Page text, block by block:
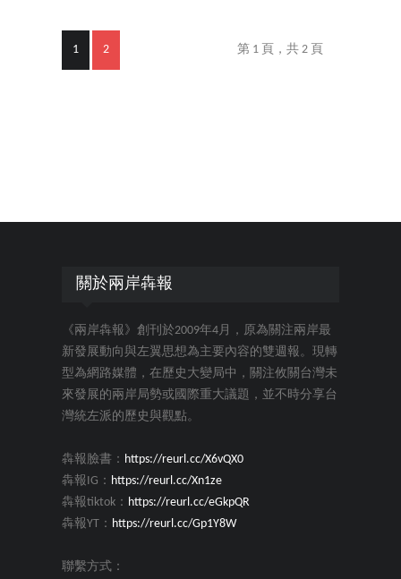
1 2 第 1 頁，共 2 頁
關於兩岸犇報
《兩岸犇報》創刊於2009年4月，原為關注兩岸最
新發展動向與左翼思想為主要內容的雙週報。現轉
型為網路媒體，在歷史大變局中，關注攸關台灣未
來發展的兩岸局勢或國際重大議題，並不時分享台
灣統左派的歷史與觀點。
犇報臉書： https://reurl.cc/X6vQX0
犇報IG： https://reurl.cc/Xn1ze
犇報tiktok： https://reurl.cc/eGkpQR
犇報YT： https://reurl.cc/Gp1Y8W
聯繫方式：